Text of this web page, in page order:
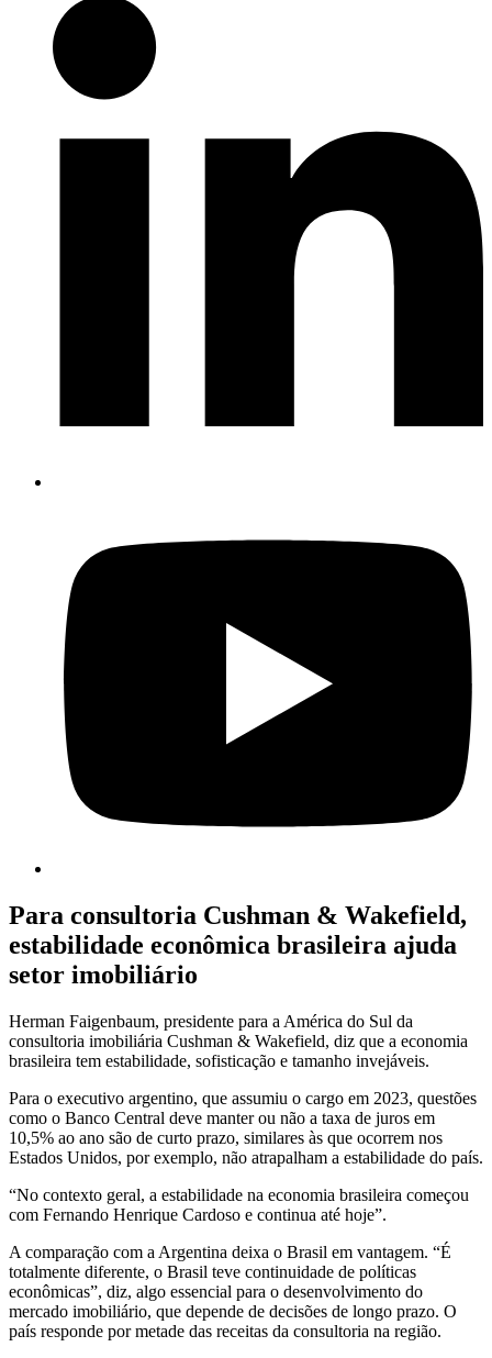
Para consultoria Cushman & Wakefield,
estabilidade econômica brasileira ajuda
setor imobiliário
Herman Faigenbaum, presidente para a América do Sul da
consultoria imobiliária Cushman & Wakefield, diz que a economia
brasileira tem estabilidade, sofisticação e tamanho invejáveis.
Para o executivo argentino, que assumiu o cargo em 2023, questões
como o Banco Central deve manter ou não a taxa de juros em
10,5% ao ano são de curto prazo, similares às que ocorrem nos
Estados Unidos, por exemplo, não atrapalham a estabilidade do país.
“No contexto geral, a estabilidade na economia brasileira começou
com Fernando Henrique Cardoso e continua até hoje”.
A comparação com a Argentina deixa o Brasil em vantagem. “É
totalmente diferente, o Brasil teve continuidade de políticas
econômicas”, diz, algo essencial para o desenvolvimento do
mercado imobiliário, que depende de decisões de longo prazo. O
país responde por metade das receitas da consultoria na região.